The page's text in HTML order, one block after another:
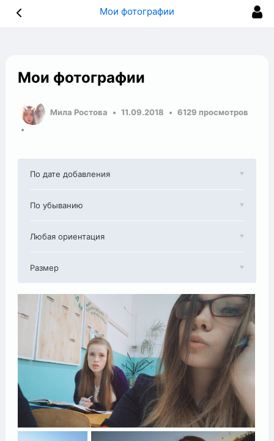
Мои фотографии
Мои фотографии
Мила Ростова 11.09.2018 6129 просмотров
По дате добавления
По убыванию
Любая ориентация
Размер